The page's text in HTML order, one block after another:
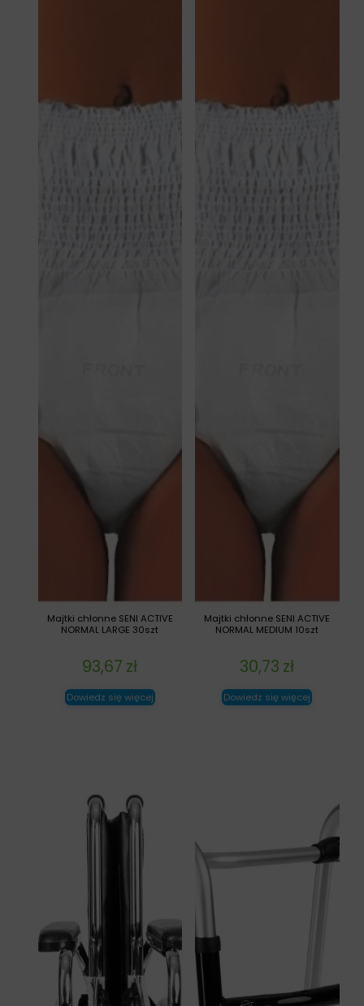
Majtki chłonne SENI ACTIVE
NORMAL MEDIUM 10szt
30,73 zł
Dowiedz się więcej
Majtki chłonne SENI ACTIVE
NORMAL LARGE 30szt
93,67 zł
Dowiedz się więcej